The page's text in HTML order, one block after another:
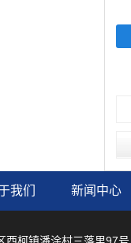
我们 新闻中心